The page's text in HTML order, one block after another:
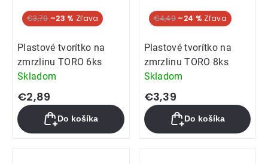
€3,79 –23 %
Plastové tvorítko na
zmrzlinu TORO 6ks
Skladom
€2,89
Do košíka
€4,49 –24 %
Plastové tvorítko na
zmrzlinu TORO 8ks
Skladom
€3,39
Do košíka